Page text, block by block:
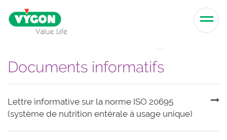
Skip to content
Documents informatifs
Lettre informative sur la norme ISO 20695
(système de nutrition entérale à usage unique)